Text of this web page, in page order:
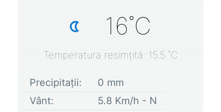
16˚C
Temperatura resimțită: 15.5 ˚C
Precipitații: 0 mm
Vânt:
5.8 Km/h - N